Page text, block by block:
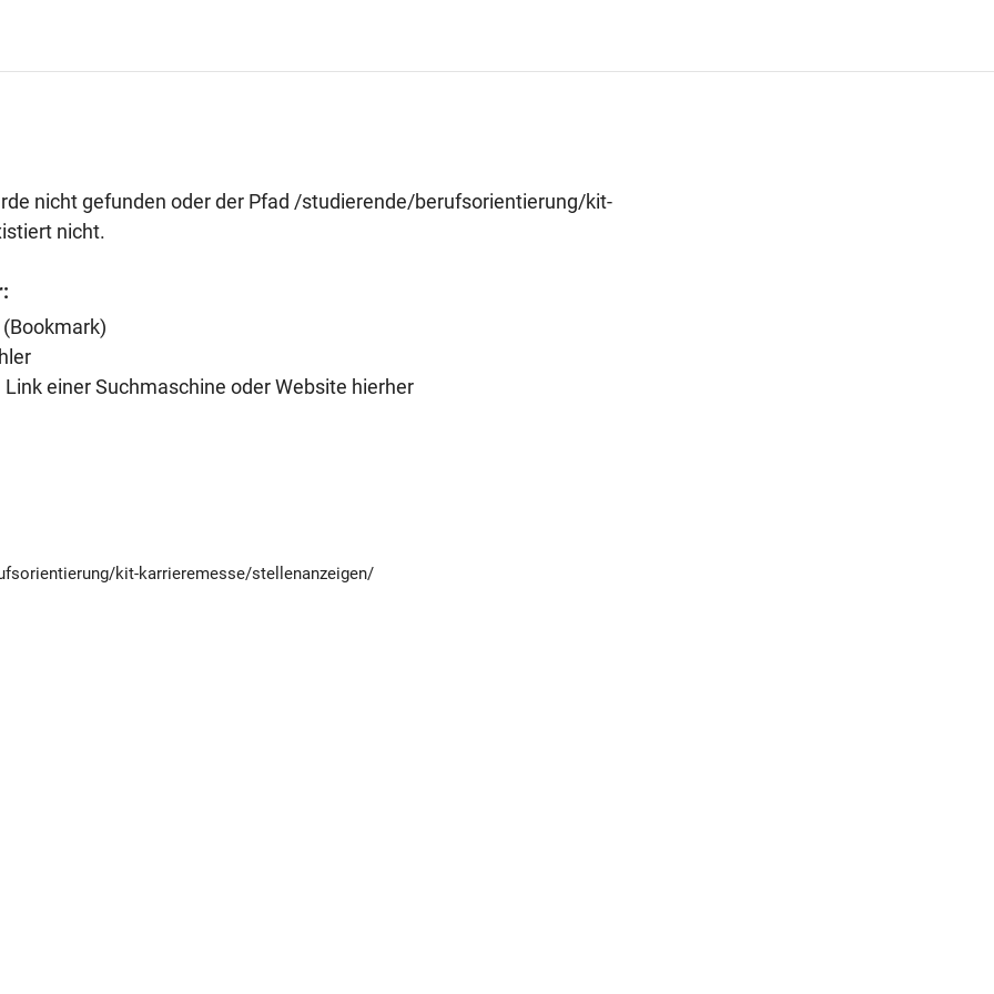
nicht gefunden oder der Pfad /studierende/berufsorientierung/kit-
nicht.
einer Suchmaschine oder Website hierher
kit-karrieremesse/stellenanzeigen/